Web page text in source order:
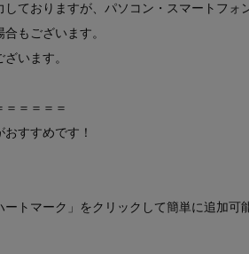
ておりますが、パソコン・スマートフォ
もございます。
います。
＝＝＝＝＝
すすめです！
トマーク」をクリックして簡単に追加可